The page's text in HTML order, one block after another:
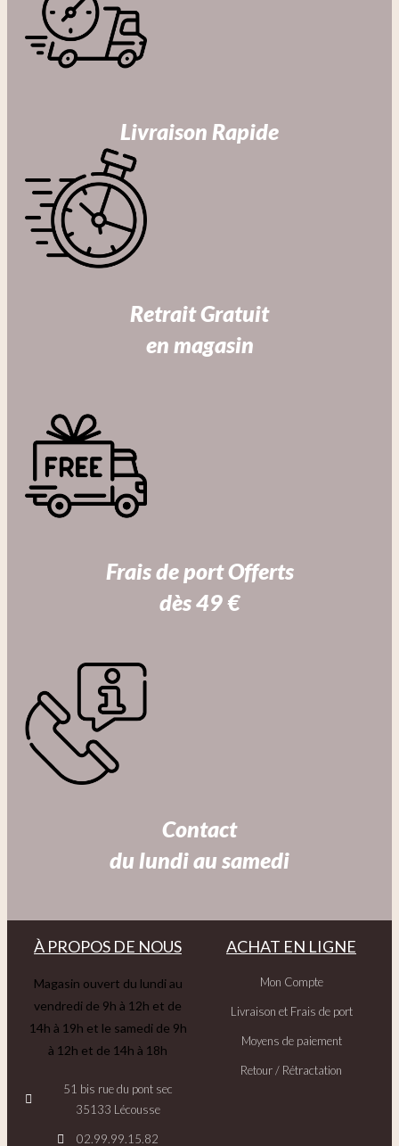
Livraison Rapide
Retrait Gratuit
en magasin
Frais de port Offerts
dès 49 €
Contact
du lundi au samedi
À PROPOS DE NOUS
Magasin ouvert du lundi au
vendredi de 9h à 12h et de
14h à 19h et le samedi de 9h
à 12h et de 14h à 18h
51 bis rue du pont sec
35133 Lécousse
02.99.99.15.82
ACHAT EN LIGNE
Mon Compte
Livraison et Frais de port
Moyens de paiement
Retour / Rétractation